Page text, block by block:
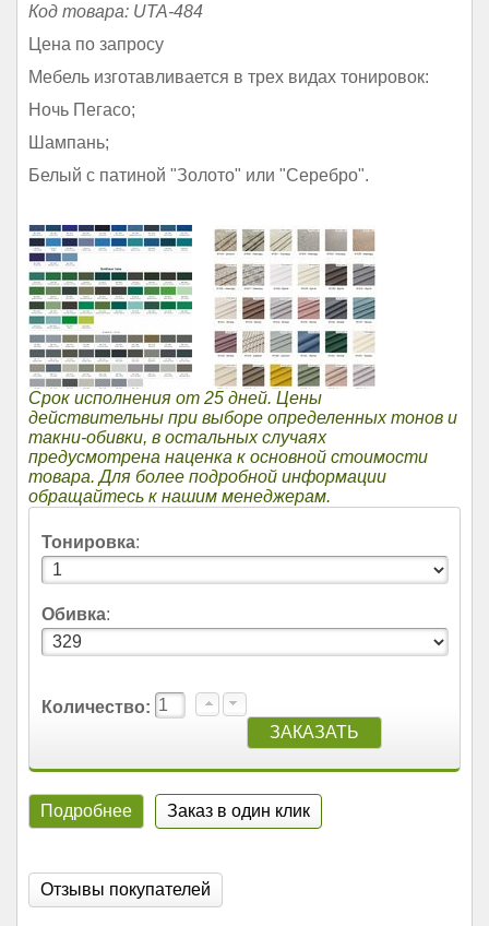
Код товара: UTA-484
Цена по запросу
Мебель изготавливается в трех видах тонировок:
Ночь Пегасо;
Шампань;
Белый с патиной "Золото" или "Серебро".
Срок исполнения от 25 дней. Цены
действительны при выборе определенных тонов и
такни-обивки, в остальных случаях
предусмотрена наценка к основной стоимости
товара. Для более подробной информации
обращайтесь к нашим менеджерам.
Тонировка:
Обивка:
Количество:
Подробнее Заказ в один клик
Отзывы покупателей